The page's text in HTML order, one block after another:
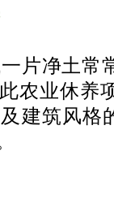
片净土常
农业休养
建筑风格